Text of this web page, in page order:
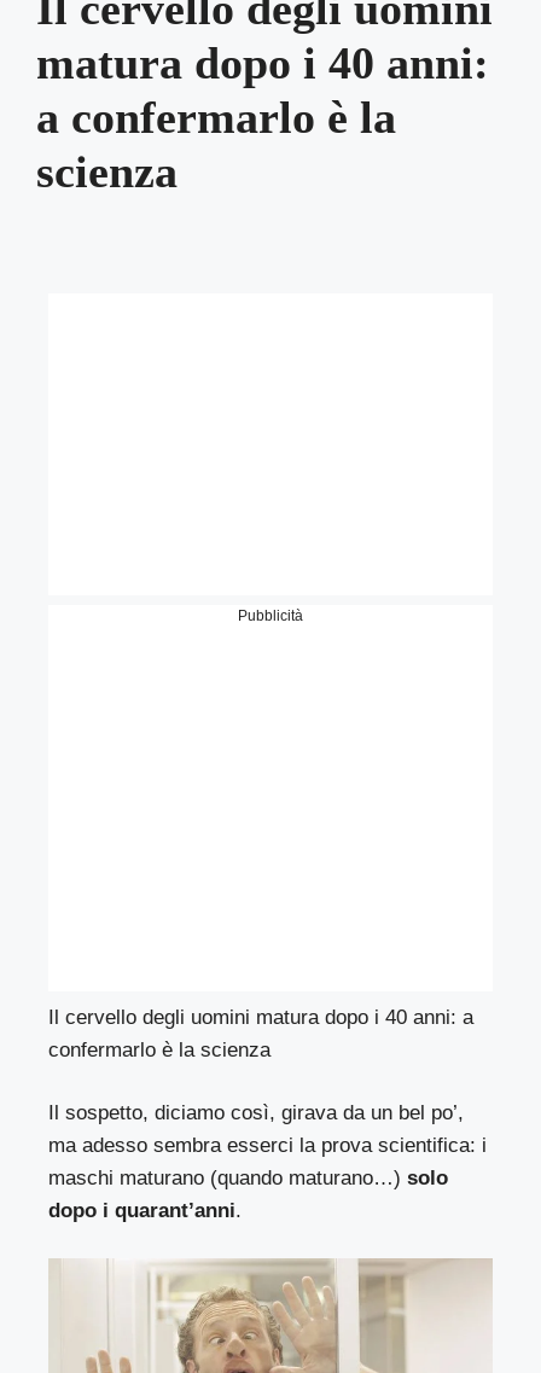
matura dopo i 40 anni:
a confermarlo è la
scienza
Pubblicità
Il cervello degli uomini matura dopo i 40 anni: a
confermarlo è la scienza
Il sospetto, diciamo così, girava da un bel po’,
ma adesso sembra esserci la prova scientifica: i
maschi maturano (quando maturano…)solo
dopo i quarant’anni.